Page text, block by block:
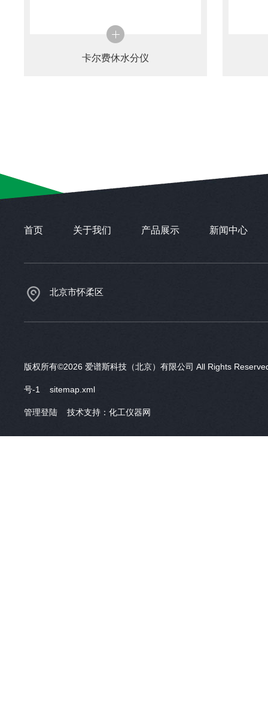
卡尔费休水分仪
首页 关于我们 产品展示 新闻中心
北京市怀柔区
版权所有©2026 爱谱斯科技（北京）有限公司 All Rights
号-1 sitemap.xml
管理登陆 技术支持： 化工仪器网